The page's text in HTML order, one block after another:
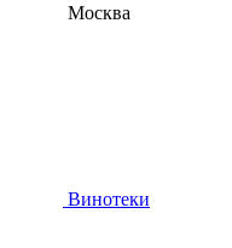
Москва
Винотеки